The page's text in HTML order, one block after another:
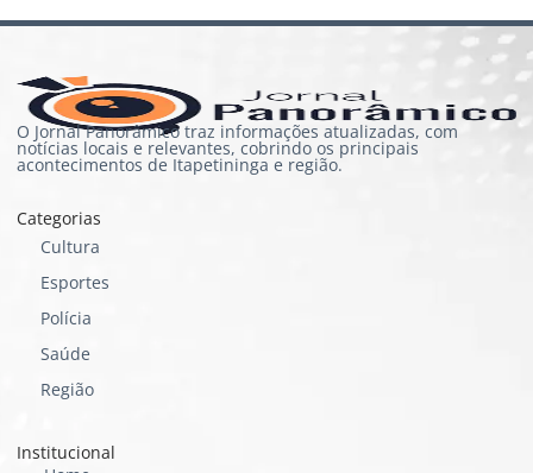
O Jornal Panorâmico traz informações atualizadas, com
notícias locais e relevantes, cobrindo os principais
acontecimentos de Itapetininga e região.
Categorias
Cultura
Esportes
Polícia
Saúde
Região
Institucional